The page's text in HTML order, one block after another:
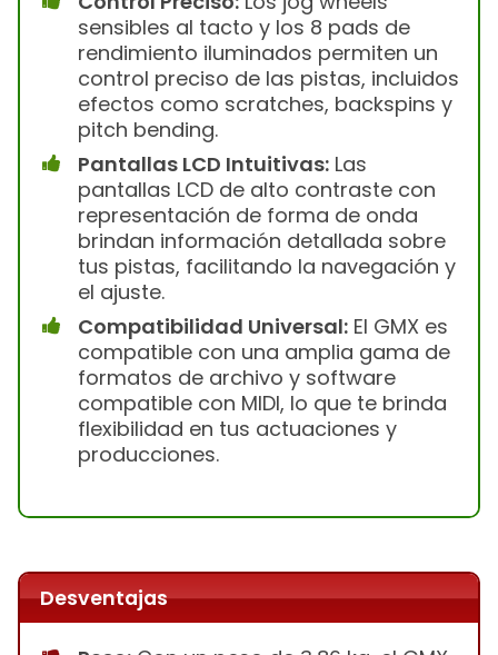
sensibles al tacto y los 8 pads de
rendimiento iluminados permiten un
control preciso de las pistas, incluidos
efectos como scratches, backspins y
pitch bending.
Pantallas LCD Intuitivas: Las
pantallas LCD de alto contraste con
representación de forma de onda
brindan información detallada sobre
tus pistas, facilitando la navegación y
el ajuste.
Compatibilidad Universal: El GMX es
compatible con una amplia gama de
formatos de archivo y software
compatible con MIDI, lo que te brinda
flexibilidad en tus actuaciones y
producciones.
Desventajas